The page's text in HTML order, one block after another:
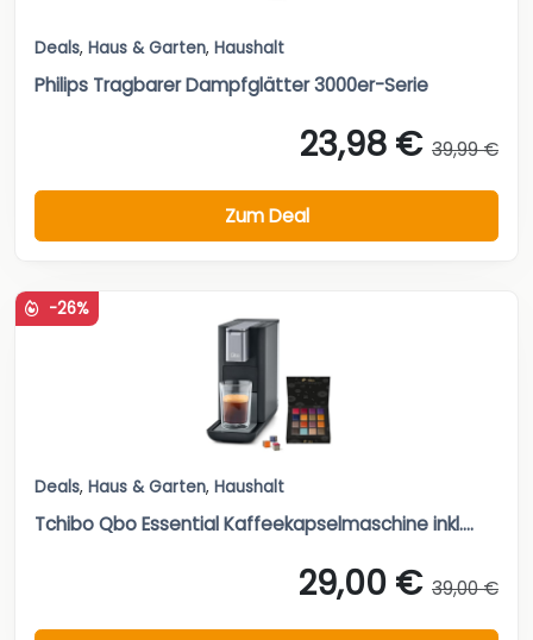
Deals, Haus & Garten, Haushalt
Philips Tragbarer Dampfglätter 3000er-Serie
23,98 € 39,99 €
Zum Deal
-26%
Deals, Haus & Garten, Haushalt
Tchibo Qbo Essential Kaffeekapselmaschine inkl....
29,00 € 39,00 €